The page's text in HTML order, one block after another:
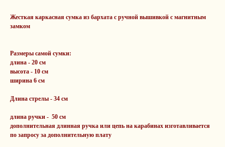
Жесткая каркасная сумка из бархата c ручной вышивкой с магнитным
замком
Размеры самой сумки:
длина - 20 см
высота - 10 см
ширина 6 см
Длина стрелы - 34 см
длина ручки - 50 см
дополнительная длинная ручка или цепь на карабинах изготавливается
по запросу за дополнительную плату